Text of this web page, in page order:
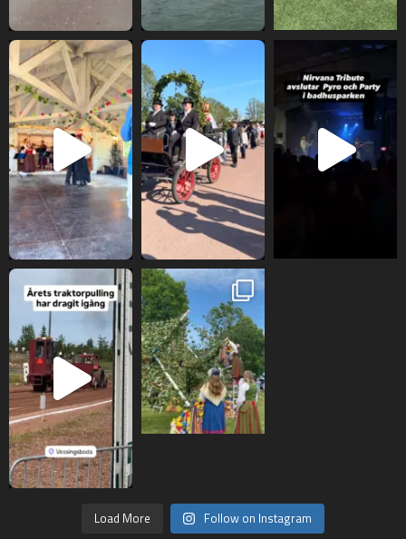
Load More Follow on Instagram